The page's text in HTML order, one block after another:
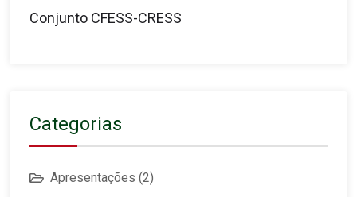
Conjunto CFESS-CRESS
Categorias
Apresentações (2)